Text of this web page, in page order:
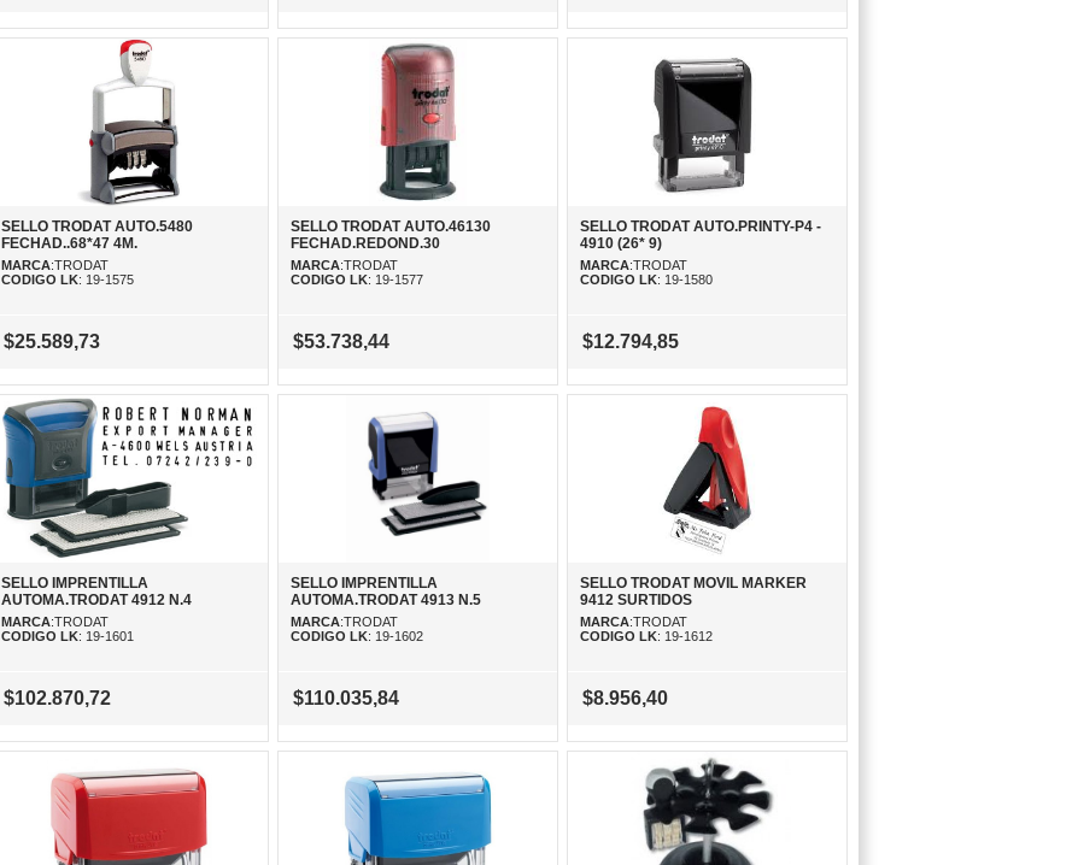
SELLO TRODAT AUTO.5480
FECHAD..68*47 4M.
MARCA:TRODAT
CODIGO LK: 19-1575
$25.589,73
SELLO TRODAT AUTO.46130
FECHAD.REDOND.30
MARCA:TRODAT
CODIGO LK: 19-1577
$53.738,44
SELLO TRODAT AUTO.PRINTY-P4 -
4910 (26* 9)
MARCA:TRODAT
CODIGO LK: 19-1580
$12.794,85
SELLO IMPRENTILLA
AUTOMA.TRODAT 4912 N.4
MARCA:TRODAT
CODIGO LK: 19-1601
$102.870,72
SELLO IMPRENTILLA
AUTOMA.TRODAT 4913 N.5
MARCA:TRODAT
CODIGO LK: 19-1602
$110.035,84
SELLO TRODAT MOVIL MARKER
9412 SURTIDOS
MARCA:TRODAT
CODIGO LK: 19-1612
$8.956,40